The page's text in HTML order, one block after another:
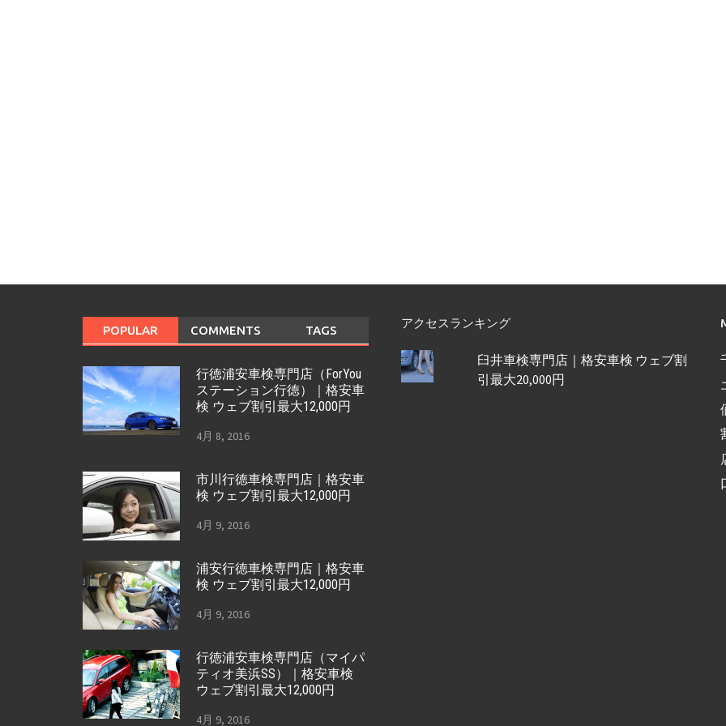
POPULAR COMMENTS TAGS
行徳浦安車検専門店（ForYou
ステーション行徳）｜格安車
検 ウェブ割引最大12,000円
4月 8, 2016
市川行徳車検専門店｜格安車
検 ウェブ割引最大12,000円
4月 9, 2016
浦安行徳車検専門店｜格安車
検 ウェブ割引最大12,000円
4月 9, 2016
行徳浦安車検専門店（マイパ
ティオ美浜SS）｜格安車検
ウェブ割引最大12,000円
4月 9, 2016
アクセスランキング
臼井車検専門店｜格安車検 ウェブ割
引最大20,000円